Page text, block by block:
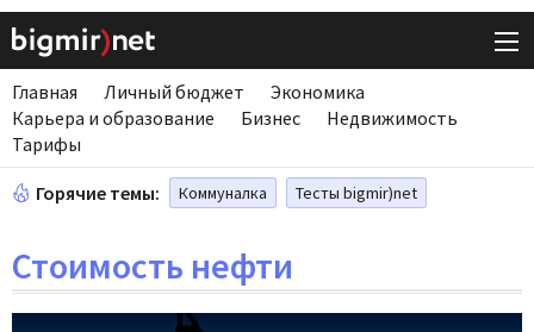
Главная Личный бюджет
Экономика
Карьера и образование
Бизнес
Недвижимость
Тарифы
Горячие темы: Коммуналка Тесты bigmir)net
Стоимость нефти